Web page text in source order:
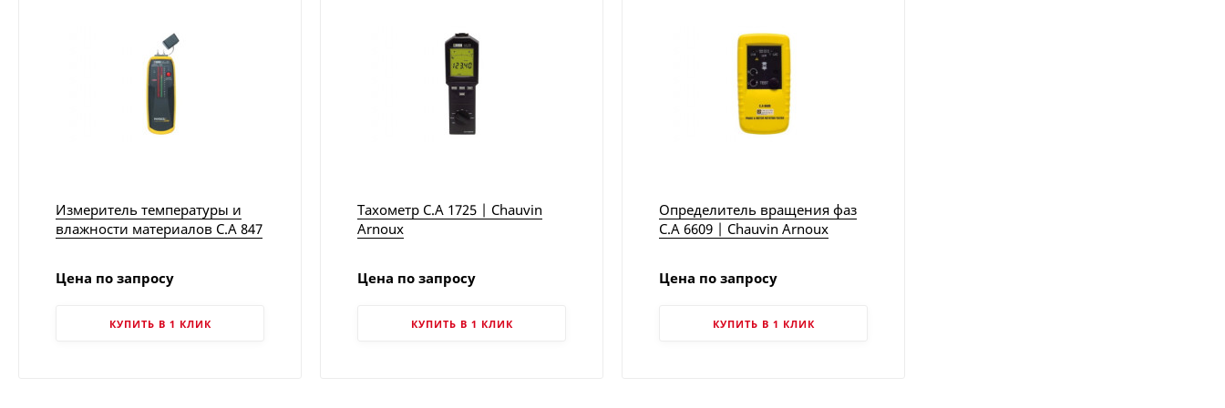
Измеритель температуры и
влажности материалов C.A 847
Цена по запросу
КУПИТЬ В 1 КЛИК
Тахометр C.A 1725 | Chauvin
Arnoux
Цена по запросу
КУПИТЬ В 1 КЛИК
Определитель вращения фаз
C.A 6609 | Chauvin Arnoux
Цена по запросу
КУПИТЬ В 1 КЛИК